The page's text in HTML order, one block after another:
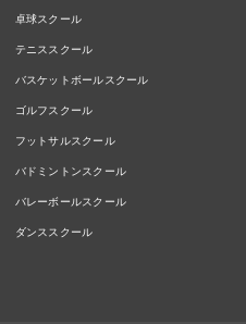
卓球スクール
テニススクール
バスケットボールスクール
ゴルフスクール
フットサルスクール
バドミントンスクール
バレーボールスクール
ダンススクール